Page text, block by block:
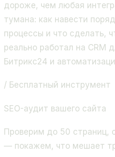
дороже, чем любая
тумана: как навести
процессы и что сделать,
реально работал на CRM
Битрикс24 и
/ Бесплатный инструмент
SEO-аудит вашего сайта
Проверим до 50 страниц,
— покажем, что мешает